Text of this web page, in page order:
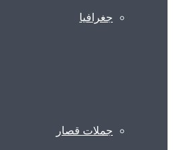
جغرافیا
جملات قصار